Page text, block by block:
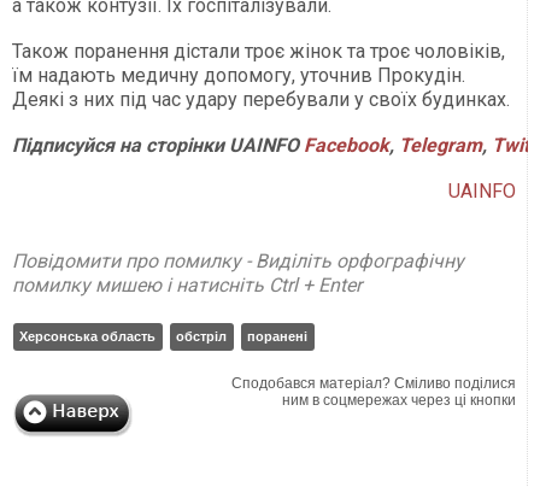
а також контузії. Їх госпіталізували.
Також поранення дістали троє жінок та троє чоловіків,
їм надають медичну допомогу, уточнив Прокудін.
Деякі з них під час удару перебували у своїх будинках.
ПідписуйсянасторінкиUAINFO Facebook, Telegram,
UAINFO
Повідомити про помилку - Виділіть орфографічну
помилку мишею і натисніть Ctrl + Enter
Херсонська область обстріл поранені
Сподобався матеріал? Сміливо поділися
ним в соцмережах через ці кнопки